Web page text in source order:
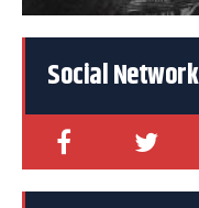
Social Network